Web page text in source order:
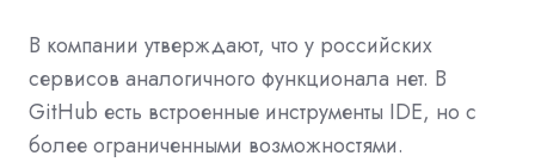
В компании утверждают, что у российских
сервисов аналогичного функционала нет. В
GitHub есть встроенные инструменты IDE, но с
более ограниченными возможностями.